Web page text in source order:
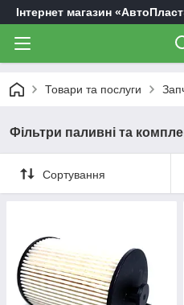
Інтернет магазин
Товари та послуги
Фільтри паливні та
Сортування